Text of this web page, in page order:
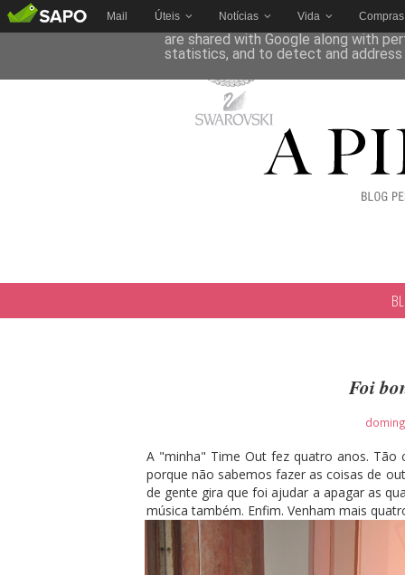
Mail Úteis Notícias Vida Compras
Foi
A "minha" Time Out fez quatro anos. Tão
porque não sabemos fazer as coisas de
de gente gira que foi ajudar a apagar as
música também. Enfim. Venham mais
This site uses cookies from Google
are shared with Google along with
statistics, and to detect and address